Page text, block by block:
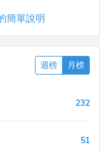
簡單說明
週榜 月榜
232
51